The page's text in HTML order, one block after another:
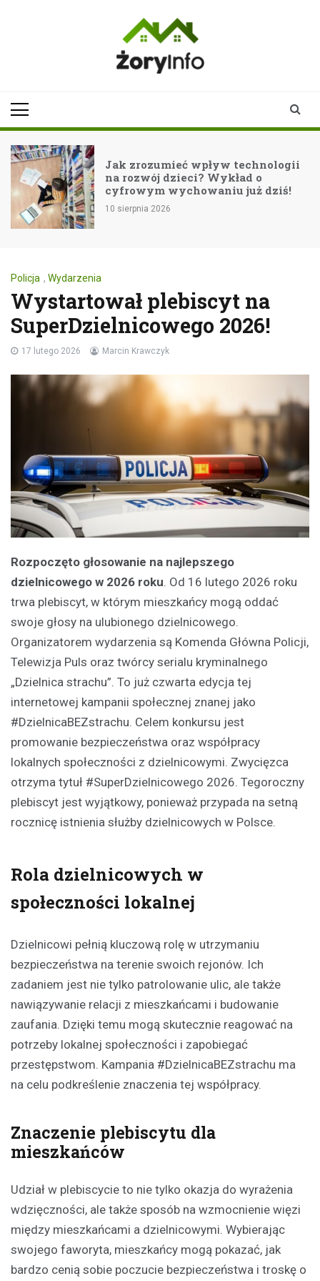
Jak zrozumieć wpływ technologii
na rozwój dzieci? Wykład o
cyfrowym wychowaniu już dziś!
10 sierpnia 2026
Policja , Wydarzenia
Wystartował plebiscyt na
SuperDzielnicowego 2026!
17 lutego 2026 Marcin Krawczyk
Rozpoczęto głosowanie na najlepszego
dzielnicowego w 2026 roku. Od 16 lutego 2026 roku
trwa plebiscyt, w którym mieszkańcy mogą oddać
swoje głosy na ulubionego dzielnicowego.
Organizatorem wydarzenia są Komenda Główna Policji,
Telewizja Puls oraz twórcy serialu kryminalnego
„Dzielnica strachu”. To już czwarta edycja tej
internetowej kampanii społecznej znanej jako
#DzielnicaBEZstrachu. Celem konkursu jest
promowanie bezpieczeństwa oraz współpracy
lokalnych społeczności z dzielnicowymi. Zwycięzca
otrzyma tytuł #SuperDzielnicowego 2026. Tegoroczny
plebiscyt jest wyjątkowy, ponieważ przypada na setną
rocznicę istnienia służby dzielnicowych w Polsce.
Rola dzielnicowych w
społeczności lokalnej
Dzielnicowi pełnią kluczową rolę w utrzymaniu
bezpieczeństwa na terenie swoich rejonów. Ich
zadaniem jest nie tylko patrolowanie ulic, ale także
nawiązywanie relacji z mieszkańcami i budowanie
zaufania. Dzięki temu mogą skutecznie reagować na
potrzeby lokalnej społeczności i zapobiegać
przestępstwom. Kampania #DzielnicaBEZstrachu ma
na celu podkreślenie znaczenia tej współpracy.
Znaczenie plebiscytu dla
mieszkańców
Udział w plebiscycie to nie tylko okazja do wyrażenia
wdzięczności, ale także sposób na wzmocnienie więzi
między mieszkańcami a dzielnicowymi. Wybierając
swojego faworyta, mieszkańcy mogą pokazać, jak
bardzo cenią sobie poczucie bezpieczeństwa i troskę o